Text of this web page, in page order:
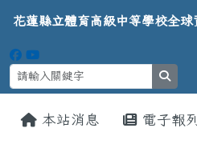
花蓮縣立體育高級
導覽列
花蓮縣立體育高級中等學校全球
本站消息 電子報